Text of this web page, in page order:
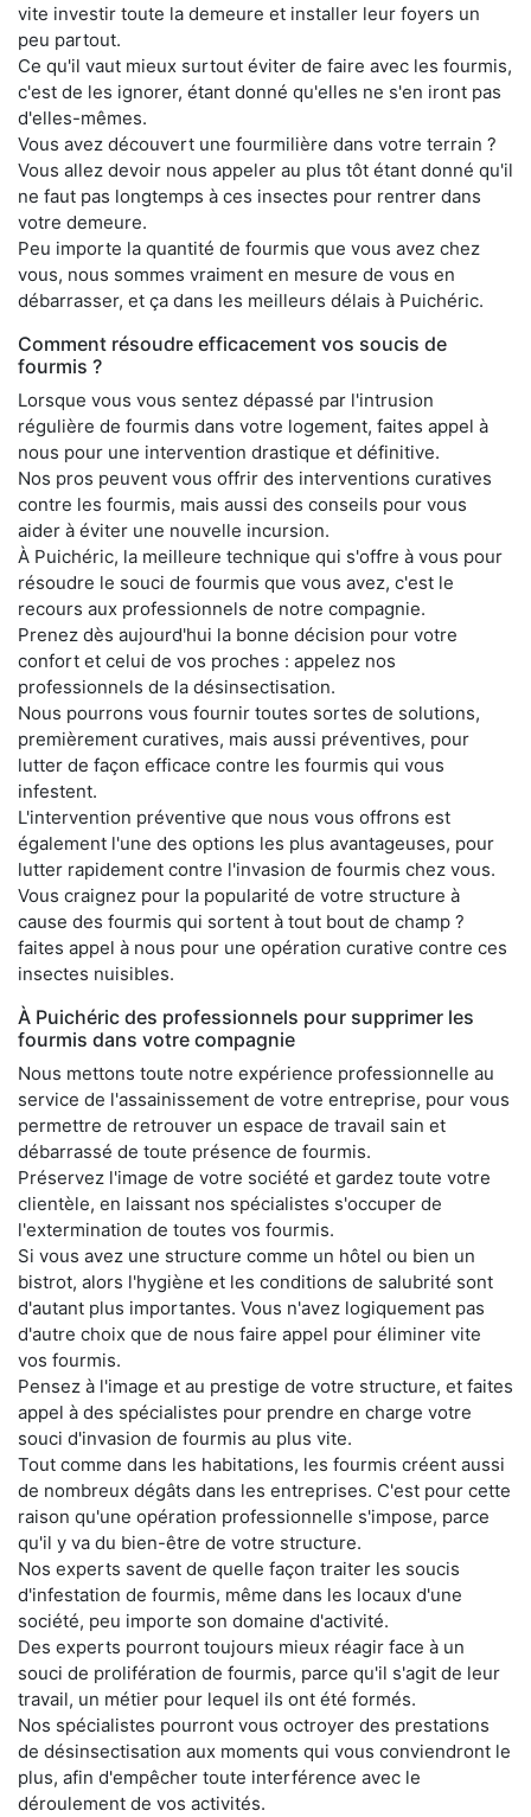
vite investir toute la demeure et installer leur foyers un
peu partout.
Ce qu'il vaut mieux surtout éviter de faire avec les fourmis,
c'est de les ignorer, étant donné qu'elles ne s'en iront pas
d'elles-mêmes.
Vous avez découvert une fourmilière dans votre terrain ?
Vous allez devoir nous appeler au plus tôt étant donné qu'il
ne faut pas longtemps à ces insectes pour rentrer dans
votre demeure.
Peu importe la quantité de fourmis que vous avez chez
vous, nous sommes vraiment en mesure de vous en
débarrasser, et ça dans les meilleurs délais à Puichéric.
Comment résoudre efficacement vos soucis de
fourmis ?
Lorsque vous vous sentez dépassé par l'intrusion
régulière de fourmis dans votre logement, faites appel à
nous pour une intervention drastique et définitive.
Nos pros peuvent vous offrir des interventions curatives
contre les fourmis, mais aussi des conseils pour vous
aider à éviter une nouvelle incursion.
À Puichéric, la meilleure technique qui s'offre à vous pour
résoudre le souci de fourmis que vous avez, c'est le
recours aux professionnels de notre compagnie.
Prenez dès aujourd'hui la bonne décision pour votre
confort et celui de vos proches : appelez nos
professionnels de la désinsectisation.
Nous pourrons vous fournir toutes sortes de solutions,
premièrement curatives, mais aussi préventives, pour
lutter de façon efficace contre les fourmis qui vous
infestent.
L'intervention préventive que nous vous offrons est
également l'une des options les plus avantageuses, pour
lutter rapidement contre l'invasion de fourmis chez vous.
Vous craignez pour la popularité de votre structure à
cause des fourmis qui sortent à tout bout de champ ?
faites appel à nous pour une opération curative contre ces
insectes nuisibles.
À Puichéric des professionnels pour supprimer les
fourmis dans votre compagnie
Nous mettons toute notre expérience professionnelle au
service de l'assainissement de votre entreprise, pour vous
permettre de retrouver un espace de travail sain et
débarrassé de toute présence de fourmis.
Préservez l'image de votre société et gardez toute votre
clientèle, en laissant nos spécialistes s'occuper de
l'extermination de toutes vos fourmis.
Si vous avez une structure comme un hôtel ou bien un
bistrot, alors l'hygiène et les conditions de salubrité sont
d'autant plus importantes. Vous n'avez logiquement pas
d'autre choix que de nous faire appel pour éliminer vite
vos fourmis.
Pensez à l'image et au prestige de votre structure, et faites
appel à des spécialistes pour prendre en charge votre
souci d'invasion de fourmis au plus vite.
Tout comme dans les habitations, les fourmis créent aussi
de nombreux dégâts dans les entreprises. C'est pour cette
raison qu'une opération professionnelle s'impose, parce
qu'il y va du bien-être de votre structure.
Nos experts savent de quelle façon traiter les soucis
d'infestation de fourmis, même dans les locaux d'une
société, peu importe son domaine d'activité.
Des experts pourront toujours mieux réagir face à un
souci de prolifération de fourmis, parce qu'il s'agit de leur
travail, un métier pour lequel ils ont été formés.
Nos spécialistes pourront vous octroyer des prestations
de désinsectisation aux moments qui vous conviendront le
plus, afin d'empêcher toute interférence avec le
déroulement de vos activités.